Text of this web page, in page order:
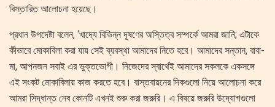
বিস্তারিত আলোচনা হয়েছে।
প্রধান উপদেষ্টা বলেন, ‘খাদ্যে বিভিন্ন দূষণের অস্তিত্ব সম্পর্কে আমরা জানি; এটাকে
কীভাবে মোকাবিলা করা যায় সেই ব্যবস্থা আমাদের নিতে হবে। আমাদের সন্তান, বাবা-
মা, আপনজন সবাই এর ভুক্তভোগী। নিজেদের স্বার্থেই আমাদের সকলকে একসঙ্গে
এই সংকট মোকাবিলায় কাজ করতে হবে। বাস্তবায়নের দিকগুলো নিয়ে আলোচনা করে
আমরা সিদ্ধান্ত নেব কোনটি এখনই শুরু করা জরুরি। এ বিষয়ে জরুরি উদ্যোগগুলো